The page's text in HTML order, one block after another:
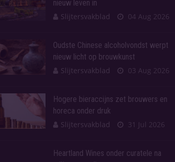
nieuw leven in
Slijtersvakblad
04 Aug 2026
Oudste Chinese alcoholvondst werpt
nieuw licht op brouwkunst
Slijtersvakblad
03 Aug 2026
Hogere bieraccijns zet brouwers en
horeca onder druk
Slijtersvakblad
31 Jul 2026
Heartland Wines onder curatele na